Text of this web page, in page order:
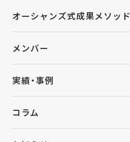
オーシャンズ式成果メソッド
メンバー
実績・事例
コラム